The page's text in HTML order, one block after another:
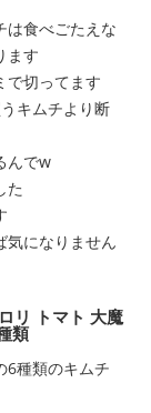
は食べごたえな
ます
で切ってます
キムチより断
んでw
た
気になりません
リ トマト 大魔
類
6種類のキムチ